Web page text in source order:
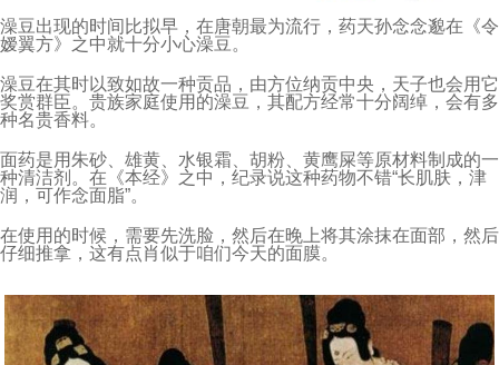
澡豆出现的时间比拟早，在唐朝最为流行，药天孙念念邈在《令
嫒翼方》之中就十分小心澡豆。
澡豆在其时以致如故一种贡品，由方位纳贡中央，天子也会用它
奖赏群臣。贵族家庭使用的澡豆，其配方经常十分阔绰，会有多
种名贵香料。
面药是用朱砂、雄黄、水银霜、胡粉、黄鹰屎等原材料制成的一
种清洁剂。在《本经》之中，纪录说这种药物不错“长肌肤，津
润，可作念面脂”。
在使用的时候，需要先洗脸，然后在晚上将其涂抹在面部，然后
仔细推拿，这有点肖似于咱们今天的面膜。